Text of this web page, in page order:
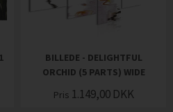
BILLEDE - DELIGHTFUL
ORCHID (5 PARTS) WIDE
Pris 1.149,00 DKK